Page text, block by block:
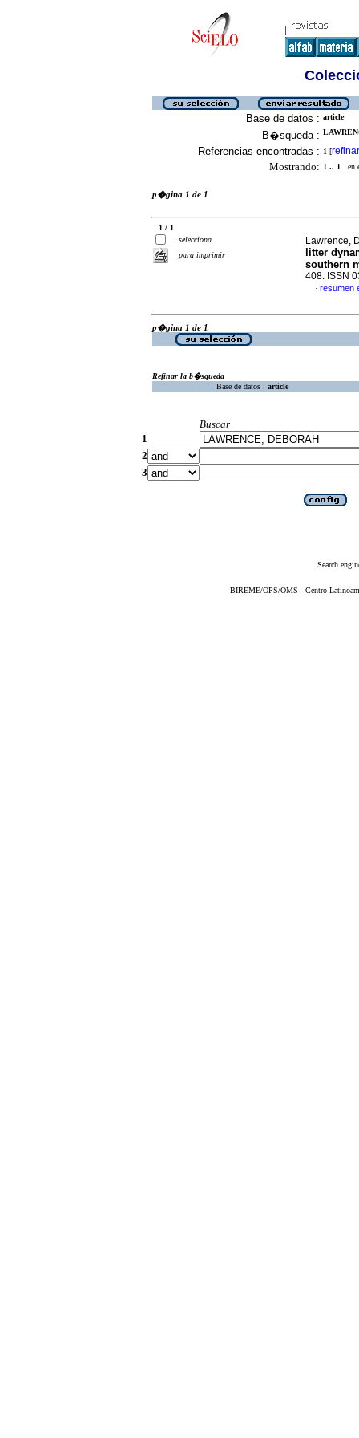
Base de datos : article
B�squeda :
Referencias encontradas : 1 [refinar
Mostrando: 1 .. 1 en
p�gina 1 de 1
1 / 1
selecciona
para imprimir
Lawrence,
litter
southern
408. ISSN
· resumen
p�gina 1 de 1
Refinar la b�squeda
Base de datos : article
Buscar
1
2
3
Search
BIREME/OPS/OMS - Centro